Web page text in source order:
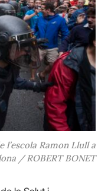
l’escola Ramon Llull a
/ ROBERT BONET